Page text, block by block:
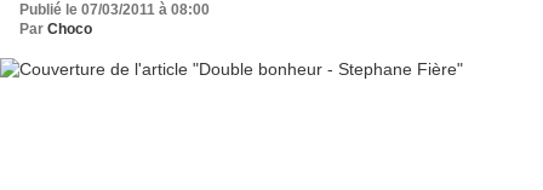
Publié le 07/03/2011 à 08:00
Par Choco